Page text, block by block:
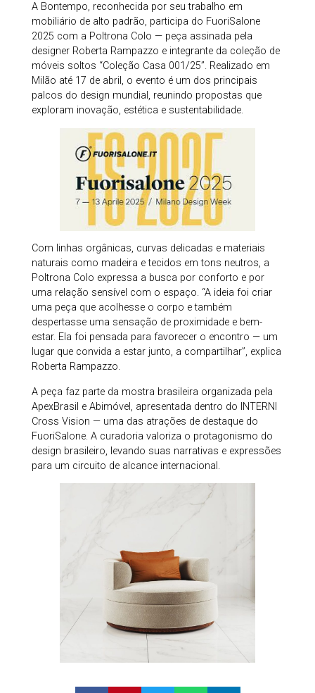
A Bontempo, reconhecida por seu trabalho em
mobiliário de alto padrão, participa do FuoriSalone
2025 com a Poltrona Colo — peça assinada pela
designer Roberta Rampazzo e integrante da coleção de
móveis soltos “Coleção Casa 001/25”. Realizado em
Milão até 17 de abril, o evento é um dos principais
palcos do design mundial, reunindo propostas que
exploram inovação, estética e sustentabilidade.
Com linhas orgânicas, curvas delicadas e materiais
naturais como madeira e tecidos em tons neutros, a
Poltrona Colo expressa a busca por conforto e por
uma relação sensível com o espaço. “A ideia foi criar
uma peça que acolhesse o corpo e também
despertasse uma sensação de proximidade e bem-
estar. Ela foi pensada para favorecer o encontro — um
lugar que convida a estar junto, a compartilhar”, explica
Roberta Rampazzo.
A peça faz parte da mostra brasileira organizada pela
ApexBrasil e Abimóvel, apresentada dentro do INTERNI
Cross Vision — uma das atrações de destaque do
FuoriSalone. A curadoria valoriza o protagonismo do
design brasileiro, levando suas narrativas e expressões
para um circuito de alcance internacional.